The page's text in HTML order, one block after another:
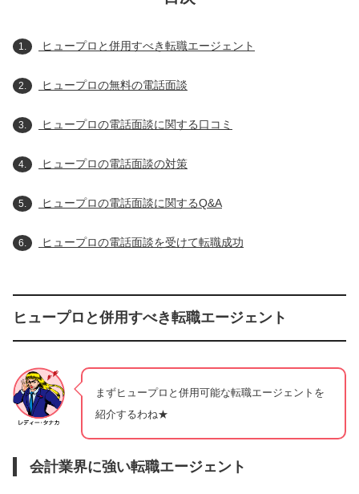
1. ヒュープロと併用すべき転職エージェント
2. ヒュープロの無料の電話面談
3. ヒュープロの電話面談に関する口コミ
4. ヒュープロの電話面談の対策
5. ヒュープロの電話面談に関するQ&A
6. ヒュープロの電話面談を受けて転職成功
ヒュープロと併用すべき転職エージェント
まずヒュープロと併用可能な転職エージェントを
紹介するわね★
会計業界に強い転職エージェント